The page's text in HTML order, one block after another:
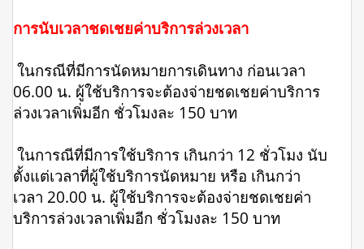
การนับเวลาชดเชยค่าบริการล่วงเวลา
ในกรณีที่มีการนัดหมายการเดินทาง ก่อนเวลา
06.00 น. ผู้ใช้บริการจะต้องจ่ายชดเชยค่าบริการ
ล่วงเวลาเพิ่มอีก ชั่วโมงละ 150 บาท
ในการณีที่มีการใช้บริการ เกินกว่า 12 ชั่วโมง นับ
ตั้งแต่เวลาที่ผู้ใช้บริการนัดหมาย หรือ เกินกว่า
เวลา 20.00 น. ผู้ใช้บริการจะต้องจ่ายชดเชยค่า
บริการล่วงเวลาเพิ่มอีก ชั่วโมงละ 150 บาท